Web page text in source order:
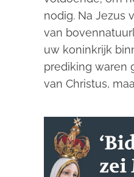
nodig. Na Jezus
van
uw koninkrijk
prediking waren
van Christus,